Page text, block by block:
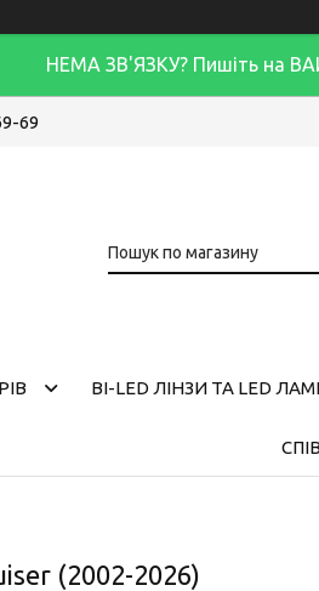
НЕМА ЗВ'ЯЗКУ? Пишіть на
69
BI-LED ЛІНЗИ ТА LED
(2002-2026)